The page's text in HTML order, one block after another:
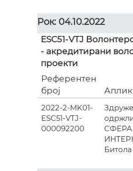
Рок: 04.10.2022
ESC51-VTJ
- акредитирани
проекти
Референтен
број
2022-2-MK01-
ESC51-VTJ-
000092200
СФЕРА
Битола